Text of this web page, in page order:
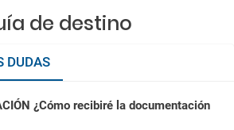
de destino
DUDAS
¿Cómo recibiré la documentación